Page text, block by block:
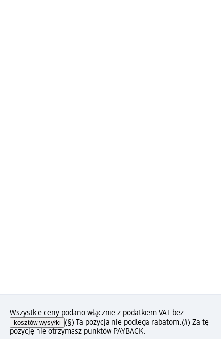
Wszystkie ceny podano włącznie z podatkiem VAT bez
kosztów wysyłki (§) Ta pozycja nie podlega rabatom.(#) Za tę
pozycję nie otrzymasz punktów PAYBACK.